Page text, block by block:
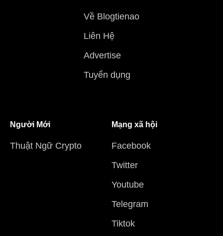
Về Blogtienao
Liên Hệ
Advertise
Tuyển dụng
Người Mới
Thuật Ngữ Crypto
Mạng xã hội
Facebook
Twitter
Youtube
Telegram
Tiktok